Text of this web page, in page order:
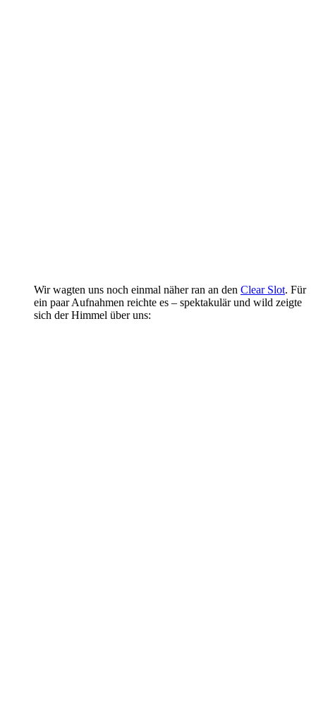
Wir wagten uns noch einmal näher ran an den Clear Slot. Für
ein paar Aufnahmen reichte es – spektakulär und wild zeigte
sich der Himmel über uns: